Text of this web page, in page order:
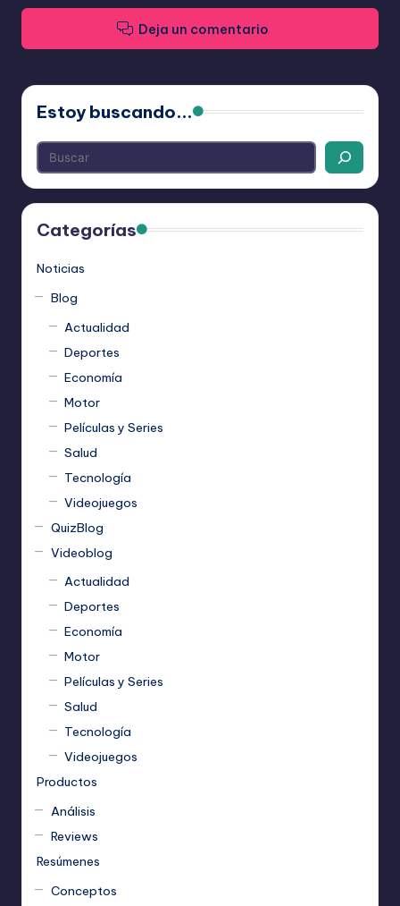
Deja un comentario
Estoy buscando...
Categorías
Noticias
Blog
Actualidad
Deportes
Economía
Motor
Películas y Series
Salud
Tecnología
Videojuegos
QuizBlog
Videoblog
Actualidad
Deportes
Economía
Motor
Películas y Series
Salud
Tecnología
Videojuegos
Productos
Análisis
Reviews
Resúmenes
Conceptos